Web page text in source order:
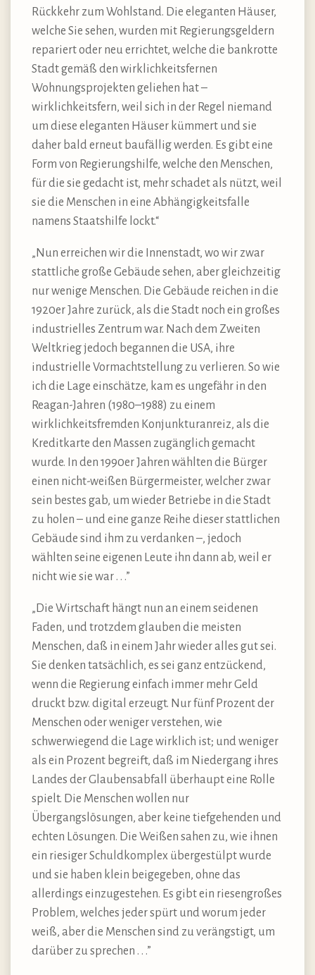
Rückkehr zum Wohlstand. Die eleganten Häuser,
welche Sie sehen, wurden mit Regierungsgeldern
repariert oder neu errichtet, welche die bankrotte
Stadt gemäß den wirklichkeitsfernen
Wohnungsprojekten geliehen hat –
wirklichkeitsfern, weil sich in der Regel niemand
um diese eleganten Häuser kümmert und sie
daher bald erneut baufällig werden. Es gibt eine
Form von Regierungshilfe, welche den Menschen,
für die sie gedacht ist, mehr schadet als nützt, weil
sie die Menschen in eine Abhängigkeitsfalle
namens Staatshilfe lockt.“
„Nun erreichen wir die Innenstadt, wo wir zwar
stattliche große Gebäude sehen, aber gleichzeitig
nur wenige Menschen. Die Gebäude reichen in die
1920er Jahre zurück, als die Stadt noch ein großes
industrielles Zentrum war. Nach dem Zweiten
Weltkrieg jedoch begannen die USA, ihre
industrielle Vormachtstellung zu verlieren. So wie
ich die Lage einschätze, kam es ungefähr in den
Reagan-Jahren (1980–1988) zu einem
wirklichkeitsfremden Konjunkturanreiz, als die
Kreditkarte den Massen zugänglich gemacht
wurde. In den 1990er Jahren wählten die Bürger
einen nicht-weißen Bürgermeister, welcher zwar
sein bestes gab, um wieder Betriebe in die Stadt
zu holen – und eine ganze Reihe dieser stattlichen
Gebäude sind ihm zu verdanken –, jedoch
wählten seine eigenen Leute ihn dann ab, weil er
nicht wie sie war . . .”
„Die Wirtschaft hängt nun an einem seidenen
Faden, und trotzdem glauben die meisten
Menschen, daß in einem Jahr wieder alles gut sei.
Sie denken tatsächlich, es sei ganz entzückend,
wenn die Regierung einfach immer mehr Geld
druckt bzw. digital erzeugt. Nur fünf Prozent der
Menschen oder weniger verstehen, wie
schwerwiegend die Lage wirklich ist; und weniger
als ein Prozent begreift, daß im Niedergang ihres
Landes der Glaubensabfall überhaupt eine Rolle
spielt. Die Menschen wollen nur
Übergangslösungen, aber keine tiefgehenden und
echten Lösungen. Die Weißen sahen zu, wie ihnen
ein riesiger Schuldkomplex übergestülpt wurde
und sie haben klein beigegeben, ohne das
allerdings einzugestehen. Es gibt ein riesengroßes
Problem, welches jeder spürt und worum jeder
weiß, aber die Menschen sind zu verängstigt, um
darüber zu sprechen . . .”